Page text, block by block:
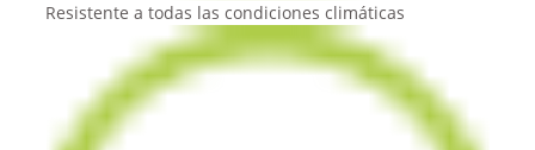
Resistente a todas las condiciones climáticas